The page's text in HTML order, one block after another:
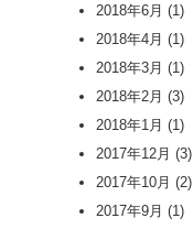
2018年6月 (1)
2018年4月 (1)
2018年3月 (1)
2018年2月 (3)
2018年1月 (1)
2017年12月 (3)
2017年10月 (2)
2017年9月 (1)